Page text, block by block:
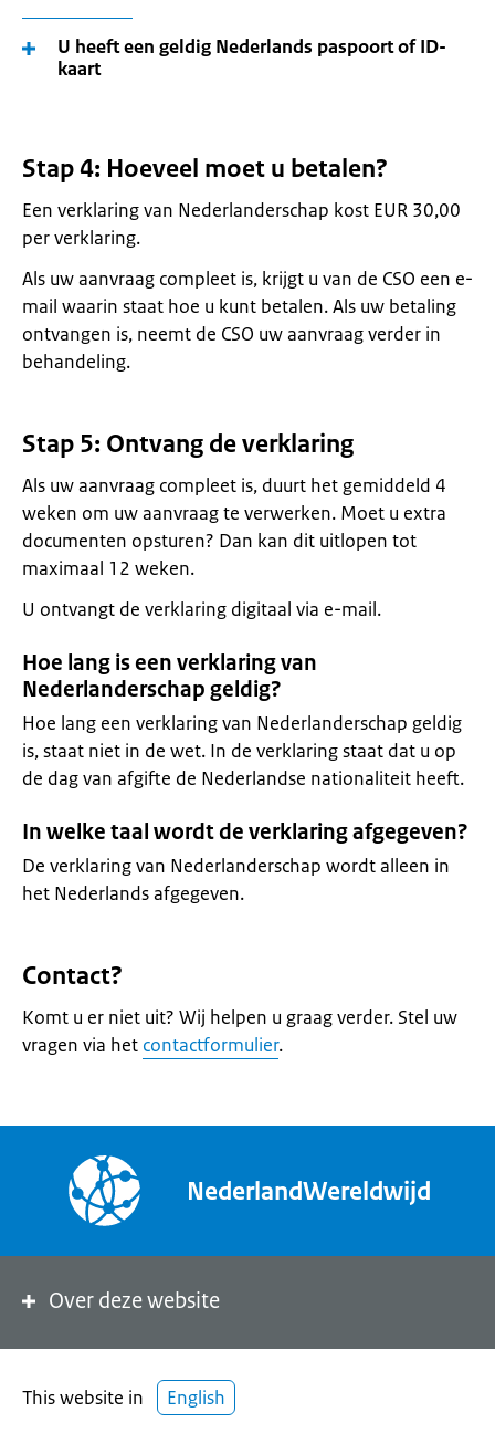
U heeft een geldig Nederlands paspoort of ID-
kaart
Stap 4: Hoeveel moet u betalen?
Een verklaring van Nederlanderschap kost EUR 30,00
per verklaring.
Als uw aanvraag compleet is, krijgt u van de CSO een e-
mail waarin staat hoe u kunt betalen. Als uw betaling
ontvangen is, neemt de CSO uw aanvraag verder in
behandeling.
Stap 5: Ontvang de verklaring
Als uw aanvraag compleet is, duurt het gemiddeld 4
weken om uw aanvraag te verwerken. Moet u extra
documenten opsturen? Dan kan dit uitlopen tot
maximaal 12 weken.
U ontvangt de verklaring digitaal via e-mail.
Hoe lang is een verklaring van
Nederlanderschap geldig?
Hoe lang een verklaring van Nederlanderschap geldig
is, staat niet in de wet. In de verklaring staat dat u op
de dag van afgifte de Nederlandse nationaliteit heeft.
In welke taal wordt de verklaring afgegeven?
De verklaring van Nederlanderschap wordt alleen in
het Nederlands afgegeven.
Contact?
Komt u er niet uit? Wij helpen u graag verder. Stel uw
vragen via het contactformulier.
NederlandWereldwijd
Over deze website
This website in English